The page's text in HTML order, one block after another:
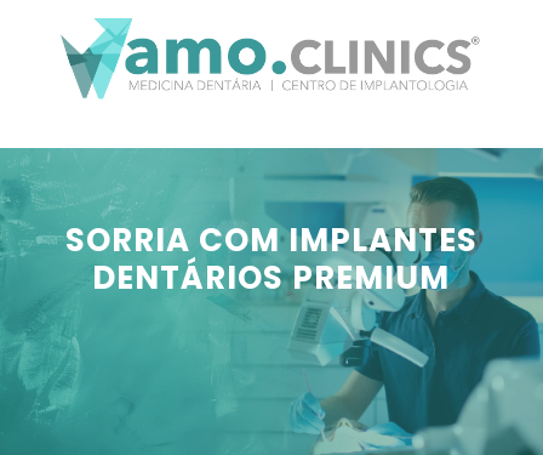
SORRIA COM IMPLANTES
DENTÁRIOS PREMIUM